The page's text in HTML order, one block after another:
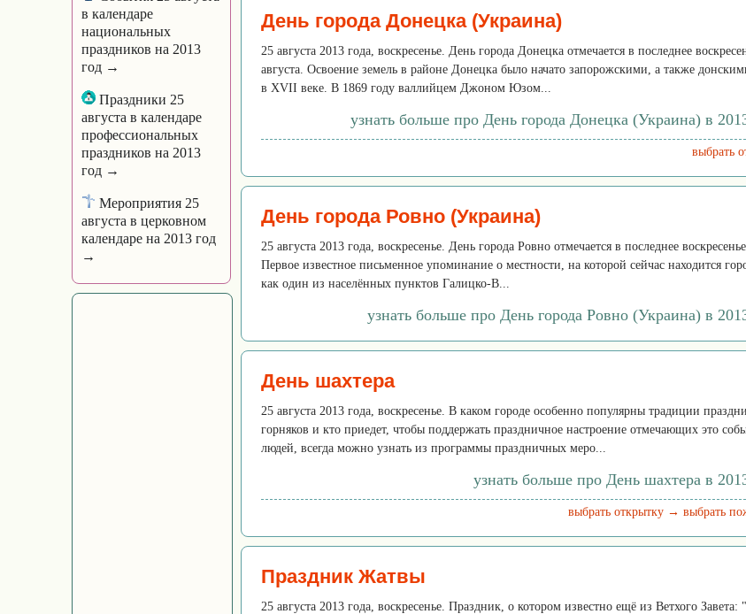
в календаре
национальных
праздников на 2013
год →
Праздники 25
августа в календаре
профессиональных
праздников на 2013
год →
Мероприятия 25
августа в церковном
календаре на 2013 год
→
День города Донецка (Украина)
25 августа 2013 года, воскресенье. День города Донецка отмечается в последнее
августа. Освоение земель в районе Донецка было начато запорожскими, а также
в XVII веке. В 1869 году валлийцем Джоном Юзом...
узнать больше про День города Донецка (Украина) в
выбрать
День города Ровно (Украина)
25 августа 2013 года, воскресенье. День города Ровно отмечается в последнее
Первое известное письменное упоминание о местности, на которой сейчас находится
как один из населённых пунктов Галицко-В...
узнать больше про День города Ровно (Украина) в
День шахтера
25 августа 2013 года, воскресенье. В каком городе особенно популярны традиции
горняков и кто приедет, чтобы поддержать праздничное настроение отмечающих это
людей, всегда можно узнать из программы праздничных меро...
узнать больше про День шахтера в
выбрать открытку → выбрать
Праздник Жатвы
25 августа 2013 года, воскресенье. Праздник, о котором известно ещё из Ветхого Завета: